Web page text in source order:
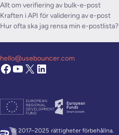
Allt om verifiering av bulk-e-post
Kraften i API för validering av e-post
Hur ofta ska jag rensa min e-postlista?
© 2017–2025 rättigheter förbehållna.
hello@usebouncer.com